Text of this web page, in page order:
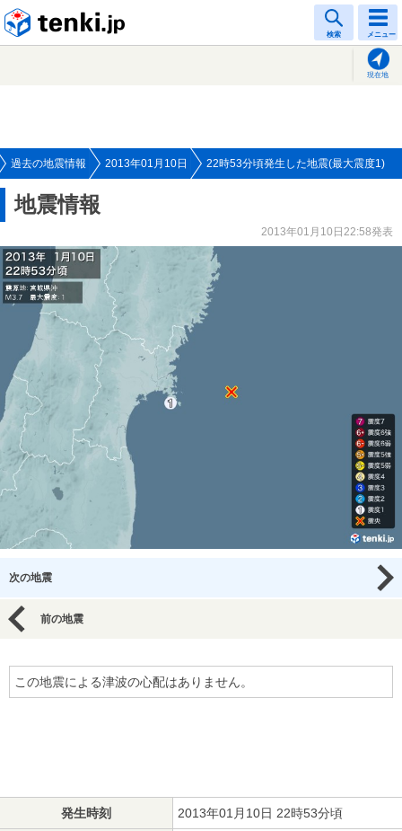
検索 メニュー
現在地
過去の地震情報 2013年01月10日 22時53分頃発生した地震(最大震度1)
地震情報
2013年01月10日22:58発表
次の地震
前の地震
この地震による津波の心配はありません。
発生時刻 2013年01月10日 22時53分頃